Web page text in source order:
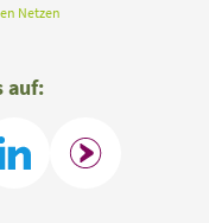
Netzen
auf: